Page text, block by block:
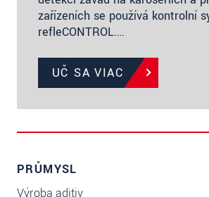
zařízeních se používá kontrolní
refleCONTROL.…
UČ SA VIAC
PRŮMYSL
Výroba aditiv